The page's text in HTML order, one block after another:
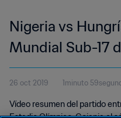
Nigeria vs
Mundial Sub-17
2019™ |
26 oct 2019 1minuto
Vídeo resumen del partido